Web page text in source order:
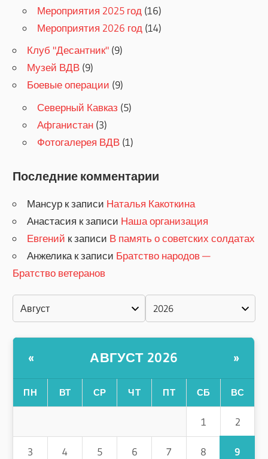
Мероприятия 2025 год (16)
Мероприятия 2026 год (14)
Клуб "Десантник" (9)
Музей ВДВ (9)
Боевые операции (9)
Северный Кавказ (5)
Афганистан (3)
Фотогалерея ВДВ (1)
Последние комментарии
Мансур к записи Наталья Какоткина
Анастасия к записи Наша организация
Евгений к записи В память о советских солдатах
Анжеликак записи Братство народов —
Братство ветеранов
« АВГУСТ 2026 »
ПН ВТ СР ЧТ ПТ СБ ВС
1 2
3 4 5 6 7 8 9